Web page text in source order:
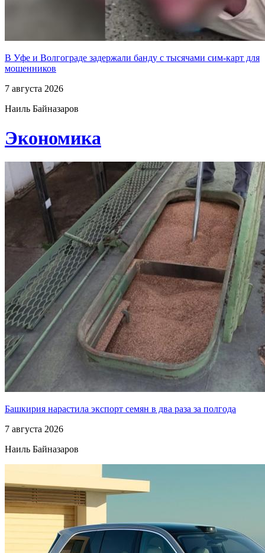
В Уфе и Волгограде задержали банду с тысячами сим-карт для
мошенников
7 августа 2026
Наиль Байназаров
Экономика
Башкирия нарастила экспорт семян в два раза за полгода
7 августа 2026
Наиль Байназаров